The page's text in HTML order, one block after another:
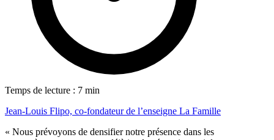
Temps de lecture : 7 min
Jean-Louis Flipo, co-fondateur de l’enseigne La Famille
« Nous prévoyons de densifier notre présence dans les